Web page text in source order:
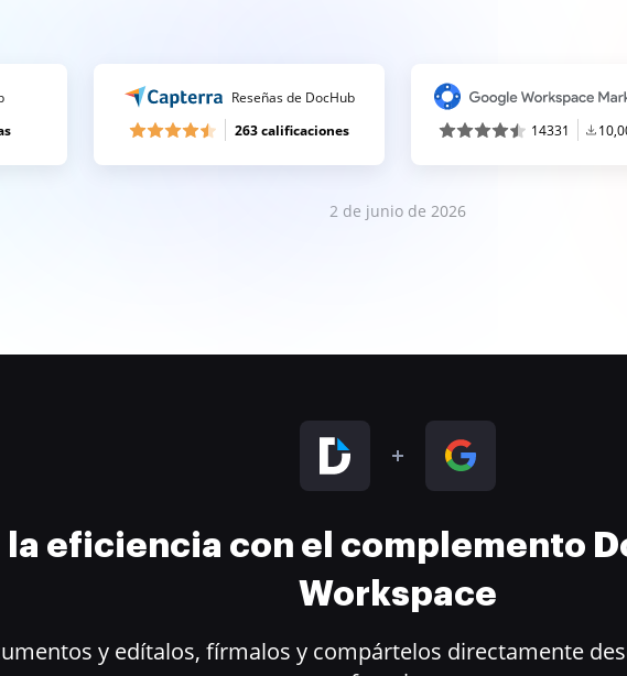
Reseñas de DocHub
263 calificaciones
14331
2 de junio de 2026
eficiencia con el complemento
Workspace
y edítalos, fírmalos y compártelos directamente